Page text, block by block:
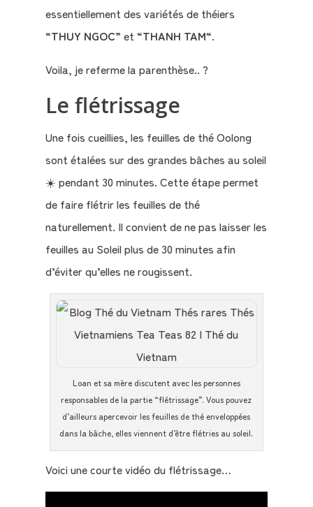
essentiellement des variétés de théiers
“THUY NGOC” et “THANH TAM“.
Voila, je referme la parenthèse.. ?
Le flétrissage
Une fois cueillies, les feuilles de thé Oolong
sont étalées sur des grandes bâches au soleil
☀️ pendant 30 minutes. Cette étape permet
de faire flétrir les feuilles de thé
naturellement. Il convient de ne pas laisser les
feuilles au Soleil plus de 30 minutes afin
d’éviter qu’elles ne rougissent.
Loan et sa mère discutent avec les personnes
responsables de la partie “flétrissage”. Vous pouvez
d’ailleurs apercevoir les feuilles de thé enveloppées
dans la bâche, elles viennent d’être flétries au soleil.
Voici une courte vidéo du flétrissage…